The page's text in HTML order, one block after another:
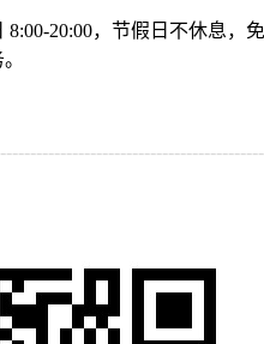
20:00，节假日不休息，免